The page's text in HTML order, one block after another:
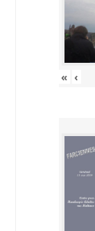
« ‹